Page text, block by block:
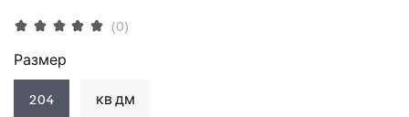
(0)
Размер
204 кв дм